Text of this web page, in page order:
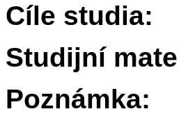
Cíle studia:
Studijní
Poznámka: